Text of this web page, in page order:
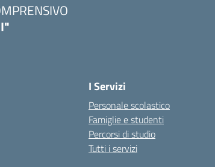
I Servizi
Personale scolastico
Famiglie e studenti
Percorsi di studio
Tutti i servizi